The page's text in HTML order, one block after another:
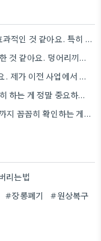
건설 폐기물 수집 운반 시 집게차의 활용이 효과적인 것 같아요. 특히 부피가 큰 폐기물을 한…
집게차는 폐기물 종류별로 선택하는 게 중요한 것 같아요. 덩어리끼리 섞이지 않도록 꼼꼼하게 운반해야 하니까요.
폐기물 배상책임보험 가입은 정말 중요하네요. 제가 이전 사업에서 비슷한 보험을 준비하지 않은 탓에 예상치 못한…
저도 임대차 계약서에 원상복구 범위를 명확히 하는 게 정말 중요하다고 생각해요. 특히, 임대인이 어떤 부분을…
벽지 새로 칠하는 것 외에, 폐기물 처리 규정까지 꼼꼼히 확인하는 게 중요하네요.
리는법
#장롱폐기
#원상복구